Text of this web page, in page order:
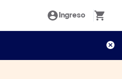
Ingreso